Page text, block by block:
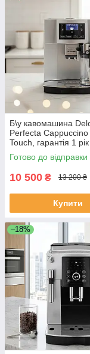
Б\у кавомашина
Perfecta
Touch, гарантія 1 рік
Готово до відправки
10 500 ₴ 13 200 ₴
Купити
–18%